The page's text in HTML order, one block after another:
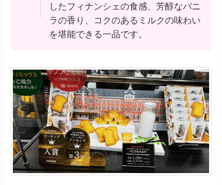
したフィナンシェの食感、芳醇なバニ
ラの香り、コクのあるミルクの味わい
を堪能できる一品です。